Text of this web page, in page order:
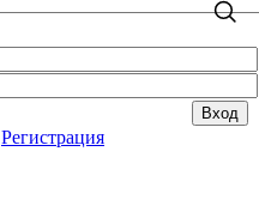
Регистрация